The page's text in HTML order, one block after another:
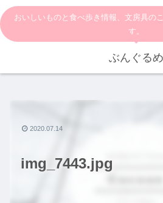
おいしいものと食べ歩き情報、文房具の
す。
ぶんぐるめ
img_7443.jpg
2020.07.14